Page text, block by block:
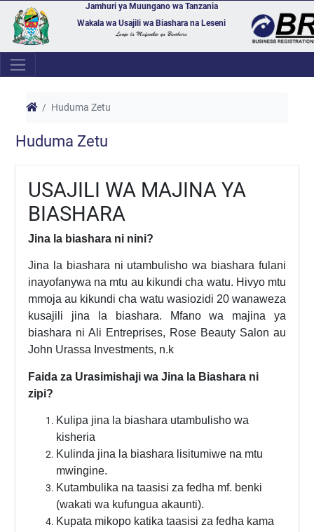
Jamhuri ya Muungano wa Tanzania
Wakala wa Usajili wa Biashara na Leseni
Lango la Mafanikio ya Biashara
Huduma Zetu
Huduma Zetu
USAJILI WA MAJINA YA
BIASHARA
Jina la biashara ni nini?
Jina la biashara ni utambulisho wa biashara fulani
inayofanywa na mtu au kikundi cha watu. Hivyo mtu
mmoja au kikundi cha watu wasiozidi 20 wanaweza
kusajili jina la biashara.
Mfano wa majina ya
biashara ni Ali Entreprises, Rose Beauty Salon au
John Urassa Investments, n.k
Faida za Urasimishaji wa Jina la Biashara ni
zipi?
Kulipa jina la biashara utambulisho wa
kisheria
Kulinda jina la biashara lisitumiwe na mtu
mwingine.
Kutambulika na taasisi za fedha mf. benki
(wakati wa kufungua akaunti).
Kupata mikopo katika taasisi za fedha kama